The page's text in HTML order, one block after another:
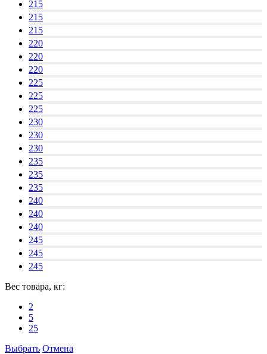
215
215
215
220
220
220
225
225
225
230
230
230
235
235
235
240
240
240
245
245
245
Вес товара, кг:
2
5
25
Выбрать Отмена